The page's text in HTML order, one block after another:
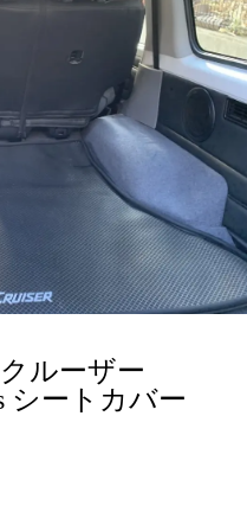
ルーザー
シートカバー